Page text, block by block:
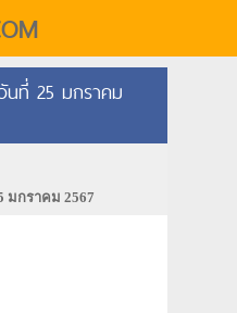
ที่ 25 มกราคม
มกราคม 2567